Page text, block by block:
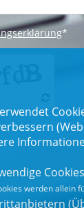
*
werden allein
(